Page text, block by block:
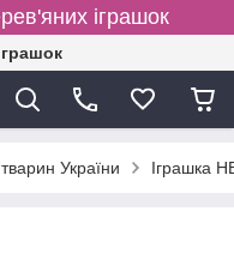
іграшок
України Іграшка